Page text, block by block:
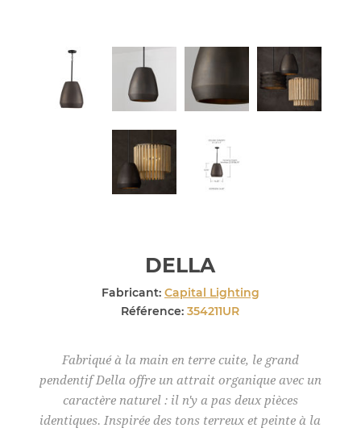
DELLA
Fabricant: Capital Lighting
Référence: 354211UR
Fabriqué à la main en terre cuite, le grand
pendentif Della offre un attrait organique avec un
caractère naturel : il n'y a pas deux pièces
identiques. Inspirée des tons terreux et peinte à la